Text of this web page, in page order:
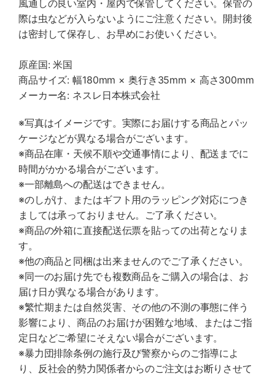
風通しの良い室内・屋内で保管してください。保管の
際は虫などが入らないようにご注意ください。開封後
は密封して保存し、お早めにお使いください。
原産国: 米国
商品サイズ: 幅180mm × 奥行き35mm × 高さ300mm
メーカー名: ネスレ日本株式会社
※写真はイメージです。実際にお届けする商品とパッ
ケージなどが異なる場合がございます。
※商品在庫・天候不順や交通事情により、配送までに
時間がかかる場合がございます。
※一部離島への配送はできません。
※のしがけ、またはギフト用のラッピング対応につき
ましては承っておりません。ご了承ください。
※商品の外箱に直接配送伝票を貼っての出荷となりま
す。
※他の商品と同梱は出来ませんのでご了承ください。
※同一のお届け先でも複数商品をご購入の場合は、お
届け日が異なる場合があります。
※繁忙期または自然災害、その他の不測の事態に伴う
影響により、商品のお届けが困難な地域、またはご指
定日などご希望にそえない場合がございます。
※暴力団排除条例の施行及び警察からのご指導によ
り、反社会的勢力関係者からのご注文はお断りさせて